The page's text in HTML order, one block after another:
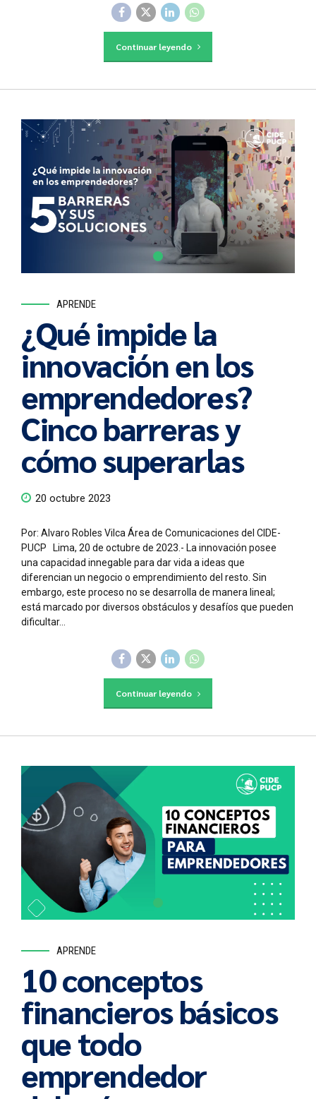
Continuar leyendo
APRENDE
¿Qué impide la
innovación en los
emprendedores?
Cinco barreras y
cómo superarlas
20 octubre 2023
Por: Alvaro Robles Vilca Área de Comunicaciones del CIDE-
PUCP Lima, 20 de octubre de 2023.- La innovación posee
una capacidad innegable para dar vida a ideas que
diferencian un negocio o emprendimiento del resto. Sin
embargo, este proceso no se desarrolla de manera lineal;
está marcado por diversos obstáculos y desafíos que pueden
dificultar...
Continuar leyendo
APRENDE
10 conceptos
financieros básicos
que todo
emprendedor